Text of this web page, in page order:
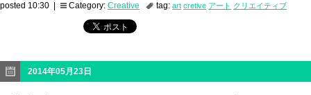
posted 10:30 | Category: Creative tag: art cretive アート クリエイティブ
2014年05月23日